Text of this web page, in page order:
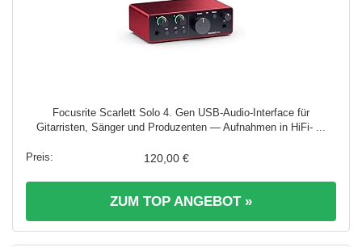
Focusrite Scarlett Solo 4. Gen USB-Audio-Interface für
Gitarristen, Sänger und Produzenten — Aufnahmen in HiFi- ...
120,00 €
ZUM TOP ANGEBOT »